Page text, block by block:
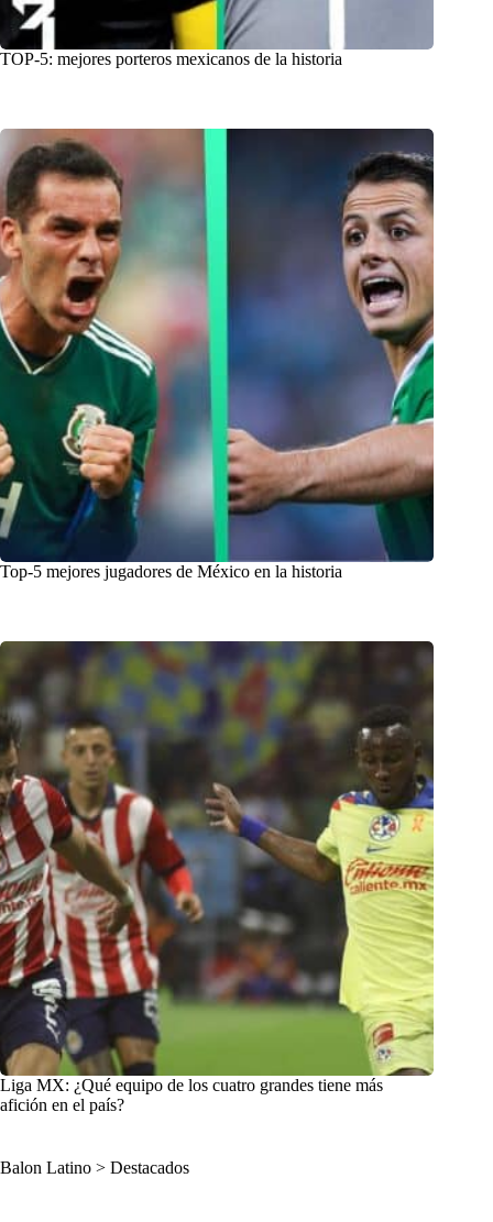
TOP-5: mejores porteros mexicanos de la historia
Top-5 mejores jugadores de México en la historia
Liga MX: ¿Qué equipo de los cuatro grandes tiene más
afición en el país?
Balon Latino > Destacados